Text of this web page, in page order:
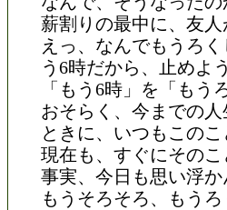
薪割りの最中に、友
えっ、なんでもうろ
う6時だから、止めよ
「もう6時」を「も
おそらく、今までの
ときに、いつもこの
現在も、すぐにその
事実、今日も思い浮か
もうそろそろ、もう